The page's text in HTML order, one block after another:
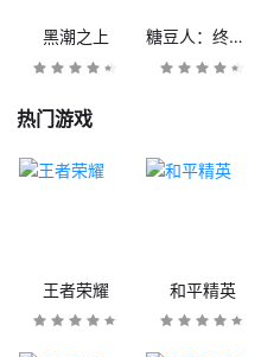
黑潮之上 糖豆人：终极淘汰赛
热门游戏
王者荣耀 和平精英